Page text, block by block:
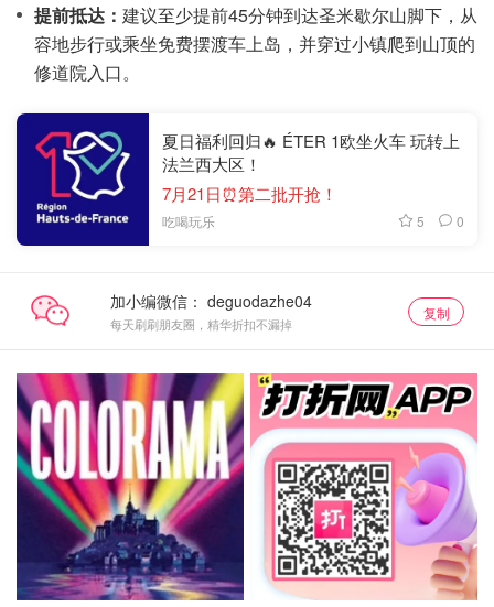
提前抵达： 建议至少提前45分钟到达圣米歇尔山脚下，从
容地步行或乘坐免费摆渡车上岛，并穿过小镇爬到山顶的
修道院入口。
夏日福利回归🔥 ÉTER 1欧坐火车 玩转上
法兰西大区！
7月21日⏰第二批开抢！
吃喝玩乐 5 0
加小编微信：
每天刷刷朋友圈，精华折扣不漏掉
复制
购票直达 关注我们~